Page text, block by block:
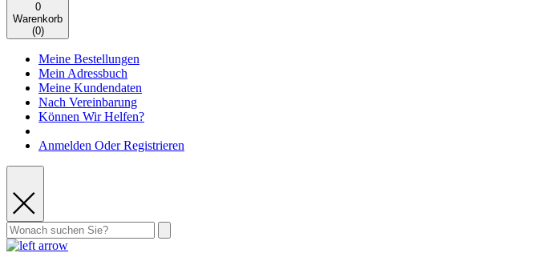
0
Warenkorb
(0)
Meine Bestellungen
Mein Adressbuch
Meine Kundendaten
Nach Vereinbarung
Können Wir Helfen?
Anmelden Oder Registrieren